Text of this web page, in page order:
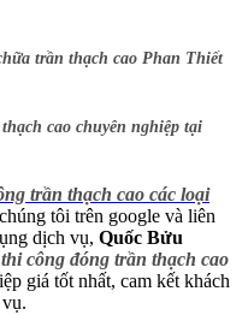
trần thạch cao Phan Thiết
cao chuyên nghiệp tại
trần thạch cao các loại
tôi trên google và liên
dịch vụ, Quốc Bửu
thi công đóng trần thạch cao
giá tốt nhất, cam kết khách